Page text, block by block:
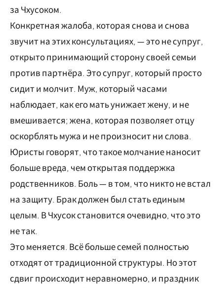
за Чхусоком.
Конкретная жалоба, которая снова и снова
звучит на этих консультациях, — это не супруг,
открыто принимающий сторону своей семьи
против партнёра. Это супруг, который просто
сидит и молчит. Муж, который часами
наблюдает, как его мать унижает жену, и не
вмешивается; жена, которая позволяет отцу
оскорблять мужа и не произносит ни слова.
Юристы говорят, что такое молчание наносит
больше вреда, чем открытая поддержка
родственников. Боль — в том, что никто не встал
на защиту. Брак должен был стать единым
целым. В Чхусок становится очевидно, что это
не так.
Это меняется. Всё больше семей полностью
отходят от традиционной структуры. Но этот
сдвиг происходит неравномерно, и праздник